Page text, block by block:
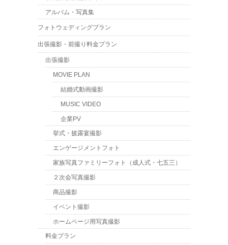
アルバム・写真集
フォトウェディングプラン
出張撮影・前撮り料金プラン
出張撮影
MOVIE PLAN
結婚式動画撮影
MUSIC VIDEO
企業PV
挙式・披露宴撮影
エンゲージメントフォト
家族写真ファミリーフォト（成人式・七五三）
２次会写真撮影
商品撮影
イベント撮影
ホームページ用写真撮影
料金プラン